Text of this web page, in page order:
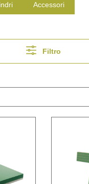
Accessori
Filtro